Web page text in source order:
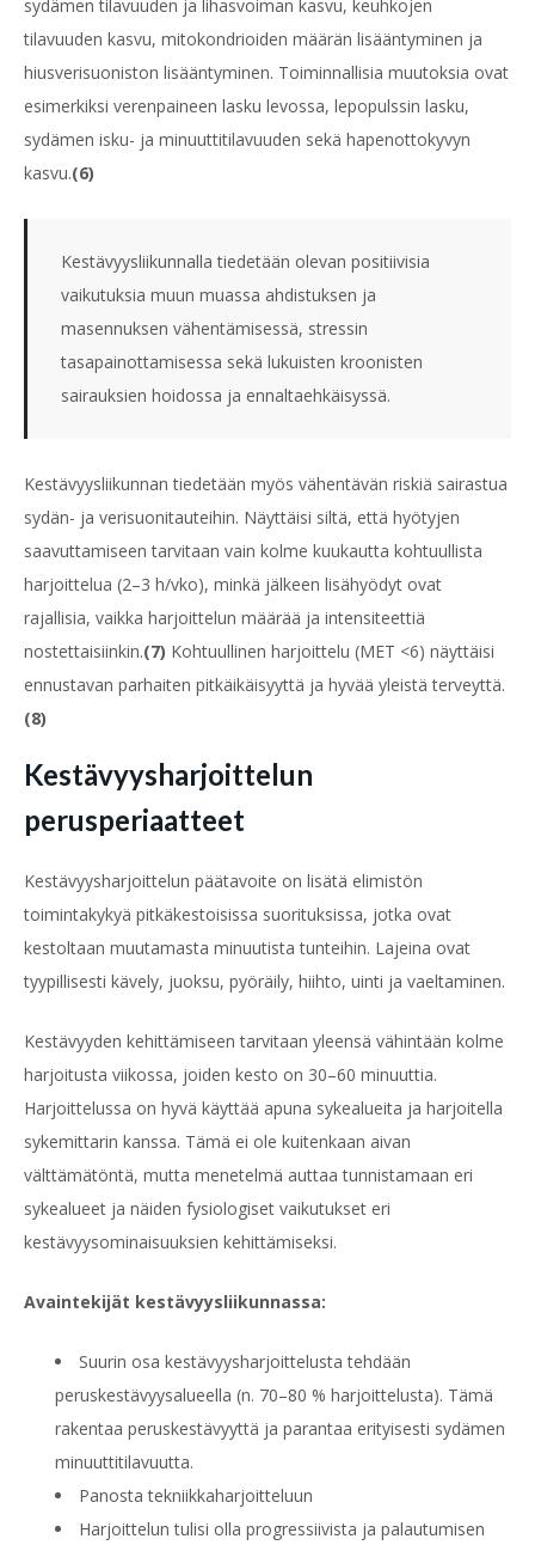
sydämen tilavuuden ja lihasvoiman kasvu, keuhkojen
tilavuuden kasvu, mitokondrioiden määrän lisääntyminen ja
hiusverisuoniston lisääntyminen. Toiminnallisia muutoksia ovat
esimerkiksi verenpaineen lasku levossa, lepopulssin lasku,
sydämen isku- ja minuuttitilavuuden sekä hapenottokyvyn
kasvu.(6)
Kestävyysliikunnalla tiedetään olevan positiivisia
vaikutuksia muun muassa ahdistuksen ja
masennuksen vähentämisessä, stressin
tasapainottamisessa sekä lukuisten kroonisten
sairauksien hoidossa ja ennaltaehkäisyssä.
Kestävyysliikunnan tiedetään myös vähentävän riskiä sairastua
sydän- ja verisuonitauteihin. Näyttäisi siltä, että hyötyjen
saavuttamiseen tarvitaan vain kolme kuukautta kohtuullista
harjoittelua (2–3 h/vko), minkä jälkeen lisähyödyt ovat
rajallisia, vaikka harjoittelun määrää ja intensiteettiä
nostettaisiinkin.(7) Kohtuullinen harjoittelu (MET <6) näyttäisi
ennustavan parhaiten pitkäikäisyyttä ja hyvää yleistä terveyttä.
(8)
Kestävyysharjoittelun
perusperiaatteet
Kestävyysharjoittelun päätavoite on lisätä elimistön
toimintakykyä pitkäkestoisissa suorituksissa, jotka ovat
kestoltaan muutamasta minuutista tunteihin. Lajeina ovat
tyypillisesti kävely, juoksu, pyöräily, hiihto, uinti ja vaeltaminen.
Kestävyyden kehittämiseen tarvitaan yleensä vähintään kolme
harjoitusta viikossa, joiden kesto on 30–60 minuuttia.
Harjoittelussa on hyvä käyttää apuna sykealueita ja harjoitella
sykemittarin kanssa. Tämä ei ole kuitenkaan aivan
välttämätöntä, mutta menetelmä auttaa tunnistamaan eri
sykealueet ja näiden fysiologiset vaikutukset eri
kestävyysominaisuuksien kehittämiseksi.
Avaintekijät kestävyysliikunnassa:
Suurin osa kestävyysharjoittelusta tehdään
peruskestävyysalueella (n. 70–80 % harjoittelusta). Tämä
rakentaa peruskestävyyttä ja parantaa erityisesti sydämen
minuuttitilavuutta.
Panosta tekniikkaharjoitteluun
Harjoittelun tulisi olla progressiivista ja palautumisen